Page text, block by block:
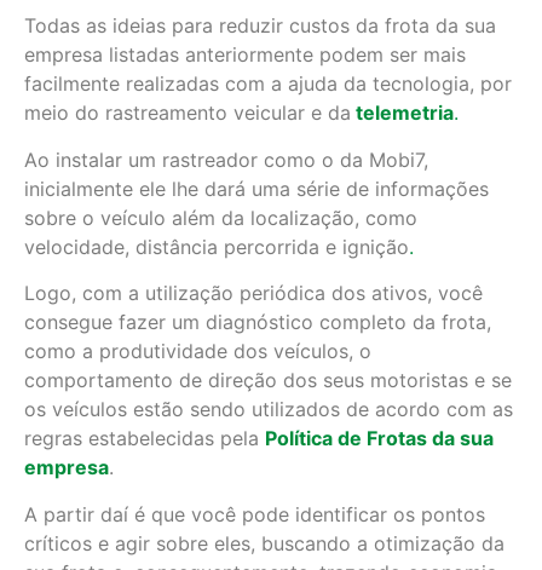
Todas as ideias para reduzir custos da frota da sua
empresa listadas anteriormente podem ser mais
facilmente realizadas com a ajuda da tecnologia, por
meio do rastreamento veicular e da telemetria.
Ao instalar um rastreador como o da Mobi7,
inicialmente ele lhe dará uma série de informações
sobre o veículo além da localização, como
velocidade, distância percorrida e ignição.
Logo, com a utilização periódica dos ativos, você
consegue fazer um diagnóstico completo da frota,
como a produtividade dos veículos, o
comportamento de direção dos seus motoristas e se
os veículos estão sendo utilizados de acordo com as
regras estabelecidas pela Política de Frotas da sua
empresa.
A partir daí é que você pode identificar os pontos
críticos e agir sobre eles, buscando a otimização da